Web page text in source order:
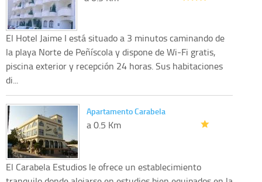
El Hotel Jaime I está situado a 3 minutos caminando de
la playa Norte de Peñíscola y dispone de Wi-Fi gratis,
piscina exterior y recepción 24 horas. Sus habitaciones
di...
Apartamento Carabela
a 0.5 Km
El Carabela Estudios le ofrece un establecimiento